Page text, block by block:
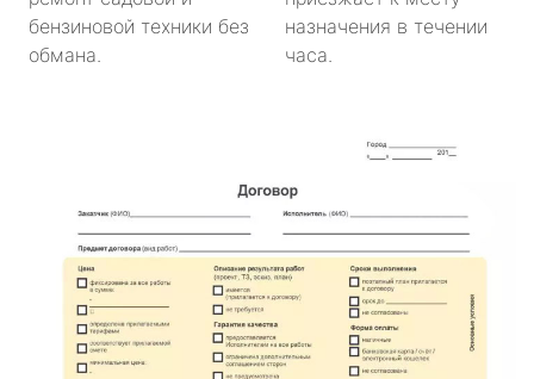
бензиновой техники без
обмана.
назначения в течении
часа.